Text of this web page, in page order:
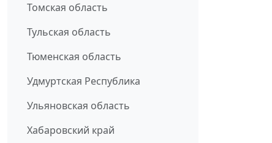
Томская область
Тульская область
Тюменская область
Удмуртская Республика
Ульяновская область
Хабаровский край